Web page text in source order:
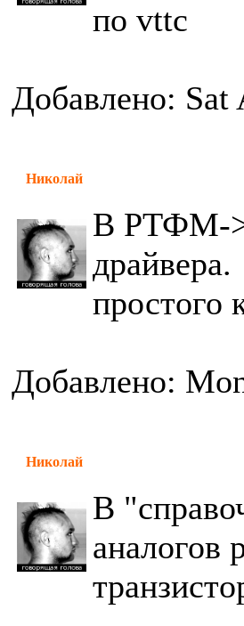
по vttc
Добавлено: Sat
Николай
В РТФМ-
драйвера.
простого
Добавлено:
Николай
В
аналогов